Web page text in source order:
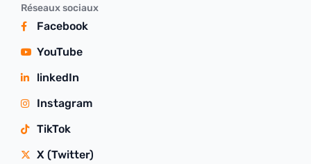
Réseaux sociaux
Facebook
YouTube
linkedIn
Instagram
TikTok
X (Twitter)